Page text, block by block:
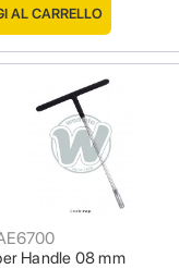
AL CARRELLO
Handle 08 mm